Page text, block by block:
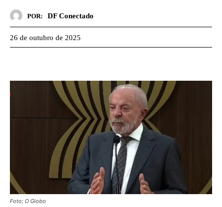
POR: DF Conectado
26 de outubro de 2025
Foto; O Globo